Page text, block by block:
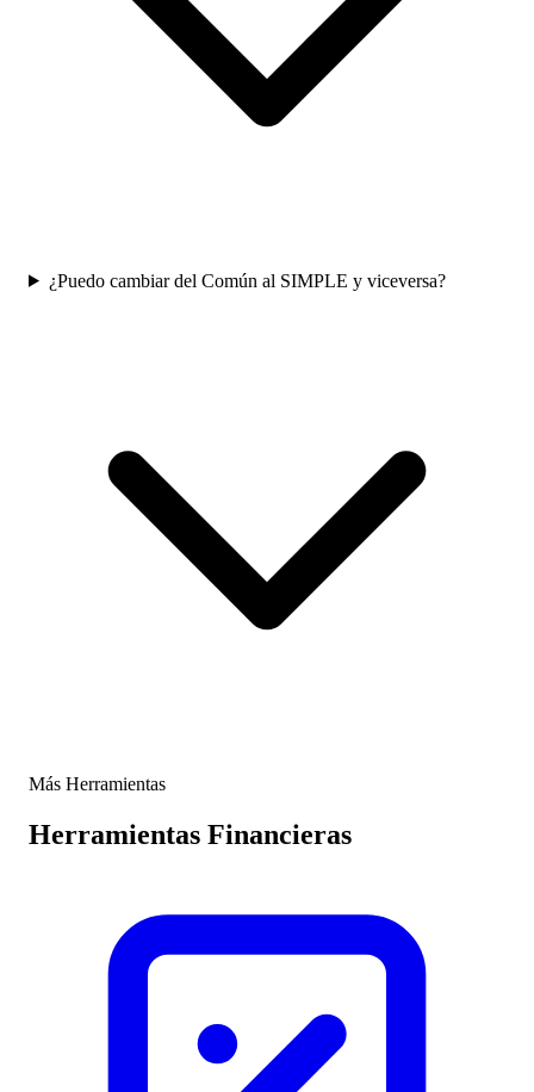
¿Puedo cambiar del Común al SIMPLE y viceversa?
Más Herramientas
Herramientas Financieras